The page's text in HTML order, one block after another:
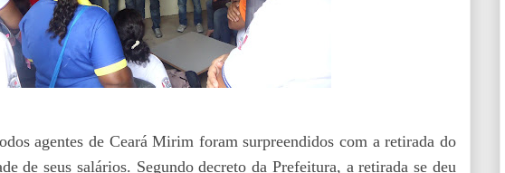
agentes de Ceará Mirim foram surpreendidos com a retirada do
de seus salários. Segundo decreto da Prefeitura, a retirada se deu